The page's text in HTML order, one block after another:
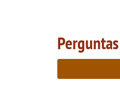
Perguntas